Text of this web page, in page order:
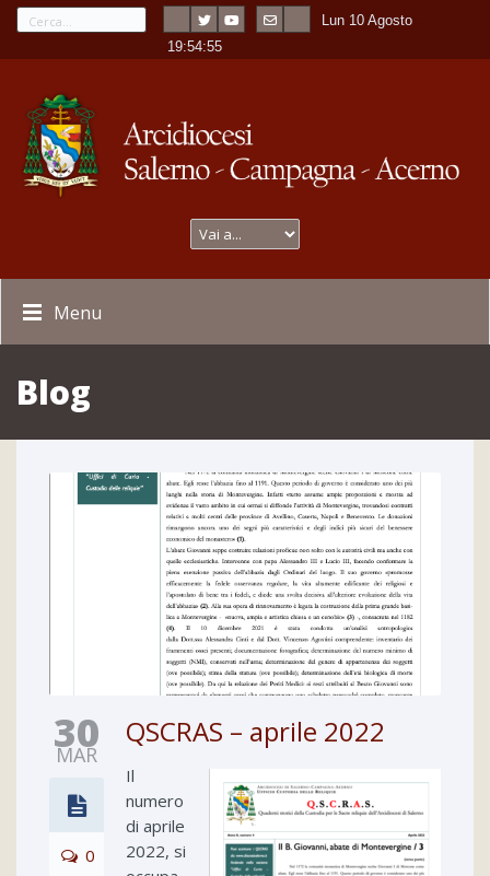
Lun 10 Agosto
19:54:56
Menu
Blog
30
MAR
0
QSCRAS – aprile 2022
Il
numero
di aprile
2022, si